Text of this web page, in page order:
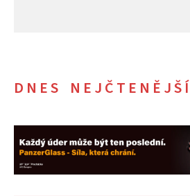
DNES NEJČTENĚJŠÍ